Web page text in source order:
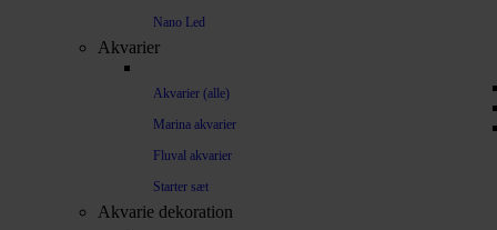
Nano Led
Akvarier
Akvarier (alle)
Marina akvarier
Fluval akvarier
Starter sæt
Akvarie dekoration